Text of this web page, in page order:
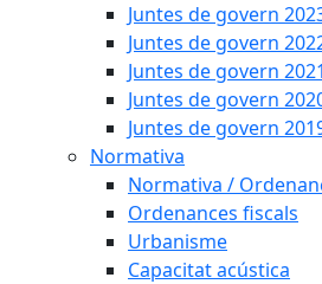
Juntes de govern
Juntes de govern
Juntes de govern 2021
Juntes de govern
Juntes de govern
Normativa
Normativa /
Ordenances fiscals
Urbanisme
Capacitat acústica